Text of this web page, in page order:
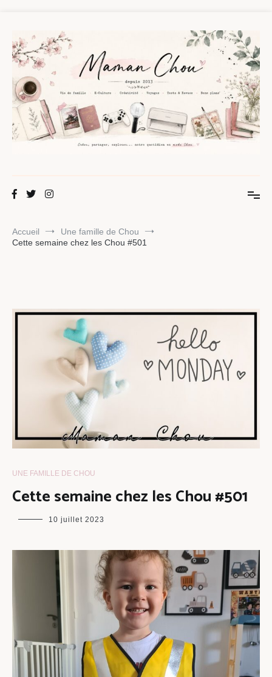
contenu
Maman Chou
Accueil
Une famille de Chou
Cette semaine chez les Chou #501
UNE FAMILLE DE CHOU
Cette semaine chez les Chou #501
maman
10 juillet 2023